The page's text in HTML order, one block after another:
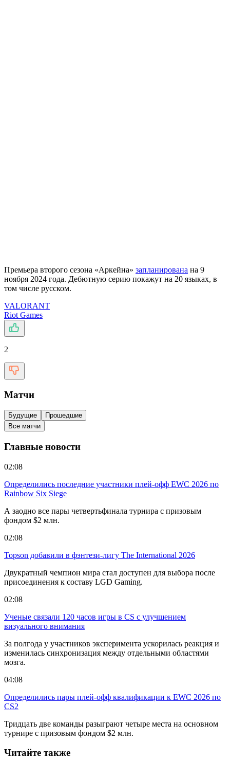
Премьера второго сезона «Аркейна» запланирована на 9
ноября 2024 года. Дебютную серию покажут на 20 языках, в
том числе русском.
VALORANT
Riot Games
2
Матчи
Будущие
Прошедшие
Все матчи
Главные новости
02:08
Определились последние участники плей-офф EWC 2026 по
Rainbow Six Siege
А заодно все пары четвертьфинала турнира с призовым
фондом $2 млн.
02:08
Topson добавили в фэнтези-лигу The International 2026
Двукратный чемпион мира стал доступен для выбора после
присоединения к составу LGD Gaming.
02:08
Ученые связали 120 часов игры в CS с улучшением
визуального внимания
За полгода у участников эксперимента ускорилась реакция и
изменилась синхронизация между отдельными областями
мозга.
04:08
Определились пары плей-офф квалификации к EWC 2026 по
CS2
Тридцать две команды разыграют четыре места на основном
турнире с призовым фондом $2 млн.
Читайте также